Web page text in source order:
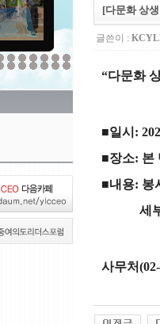
[다문화 상
글쓴이 :
“다문화
■일시 :
■장소: 본
■내용: 봉
세부
사무처